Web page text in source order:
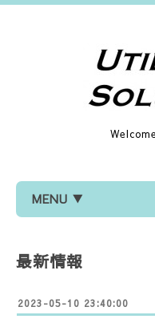
MENU ▼
最新情報
2023-05-10 23:40:00